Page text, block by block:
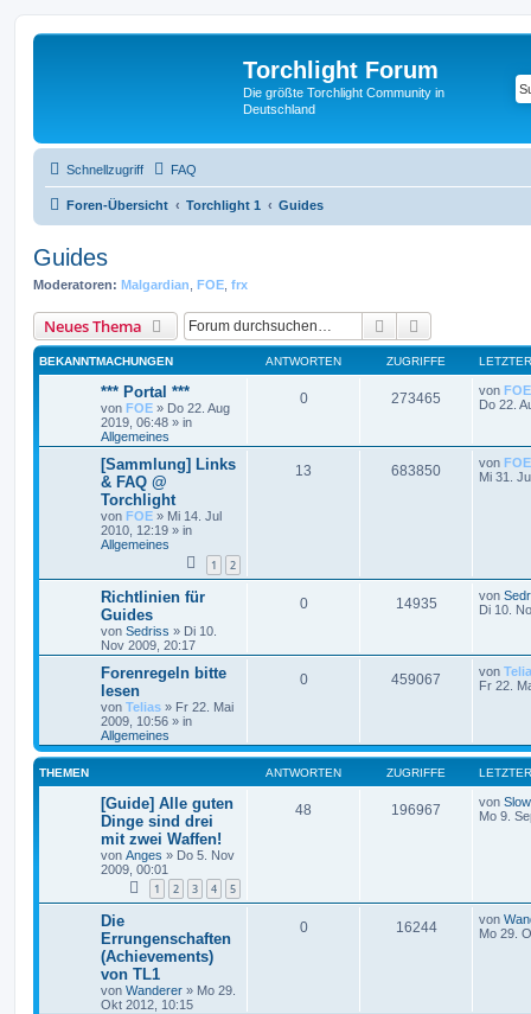
Torchlight Forum
Die größte Torchlight Community in
Deutschland
Schnellzugriff FAQ
Foren-Übersicht Torchlight 1 Guides
Guides
Moderatoren: Malgardian FOE frx
Neues Thema Suche
BEKANNTMACHUNGEN ANTWORTEN ZUGRIFFE
*** Portal ***
von FOE » Do 22. Aug
2019, 06:48 » in
Allgemeines
0 273465 von FOE
Do 22.
[Sammlung] Links
& FAQ @
Torchlight
von FOE » Mi 14. Jul
2010, 12:19 » in
Allgemeines
1 2
13 683850 von FOE
Mi 31.
Richtlinien für
Guides
von Sedriss » Di 10.
Nov 2009, 20:17
0 14935 von
Di 10.
Forenregeln bitte
lesen
von Telias » Fr 22. Mai
2009, 10:56 » in
Allgemeines
0 459067 von
Fr 22.
THEMEN ANTWORTEN ZUGRIFFE
[Guide] Alle guten
Dinge sind drei
mit zwei Waffen!
von Anges » Do 5. Nov
2009, 00:01
1 2 3 4 5
48 196967 von
Mo 9.
Die
Errungenschaften
(Achievements)
von TL1
von Wanderer » Mo 29.
Okt 2012, 10:15
0 16244 von
Mo 29.